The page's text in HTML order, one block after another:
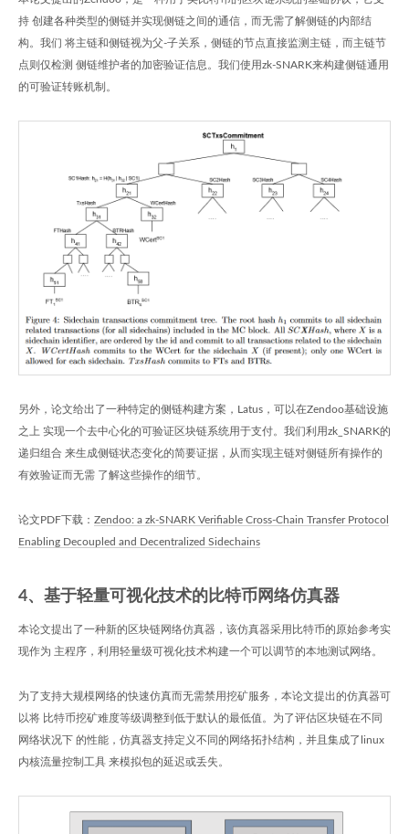
持 创建各种类型的侧链并实现侧链之间的通信，而无需了解侧链的内部结
构。我们 将主链和侧链视为父-子关系，侧链的节点直接监测主链，而主链节
点则仅检测 侧链维护者的加密验证信息。我们使用zk-SNARK来构建侧链通用
的可验证转账机制。
另外，论文给出了一种特定的侧链构建方案，Latus，可以在Zendoo基础设施
之上 实现一个去中心化的可验证区块链系统用于支付。我们利用zk_SNARK的
递归组合 来生成侧链状态变化的简要证据，从而实现主链对侧链所有操作的
有效验证而无需 了解这些操作的细节。
论文PDF下载： Zendoo: a zk-SNARK Verifiable Cross-Chain Transfer Protocol
Enabling Decoupled and Decentralized Sidechains
4、基于轻量可视化技术的比特币网络仿真器
本论文提出了一种新的区块链网络仿真器，该仿真器采用比特币的原始参考实
现作为 主程序，利用轻量级可视化技术构建一个可以调节的本地测试网络。
为了支持大规模网络的快速仿真而无需禁用挖矿服务，本论文提出的仿真器可
以将 比特币挖矿难度等级调整到低于默认的最低值。为了评估区块链在不同
网络状况下 的性能，仿真器支持定义不同的网络拓扑结构，并且集成了linux
内核流量控制工具 来模拟包的延迟或丢失。